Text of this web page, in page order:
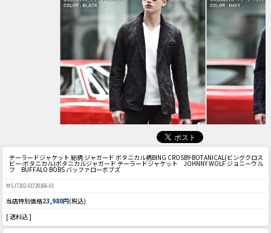
テーラードジャケット 総柄 ジャガード ボタニカル柄BING CROSBY-BOTANICAL(ビングクロス
ビー-ボタニカル)ボタニカルジャガード テーラードジャケット JOHNNY WOLF ジョニーウル
フ BUFFALO BOBS バッファローボブズ
MSJ7202-01720166-01
当店特別価格23,980円(税込)
[ 送料込 ]